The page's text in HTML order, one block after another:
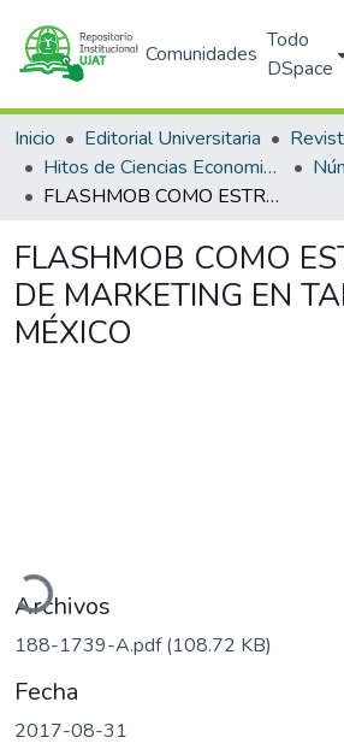
Comunidades
Todo
DSpace
Inicio Editorial Universitaria
Hitos de Ciencias Economico Administrativas
FLASHMOB COMO ESTRATEGIA DE MARKETING EN TABASCO, MÉXICO
FLASHMOB COMO
DE MARKETING EN
MÉXICO
Archivos
188-1739-A.pdf(108.72 KB)
Fecha
2017-08-31